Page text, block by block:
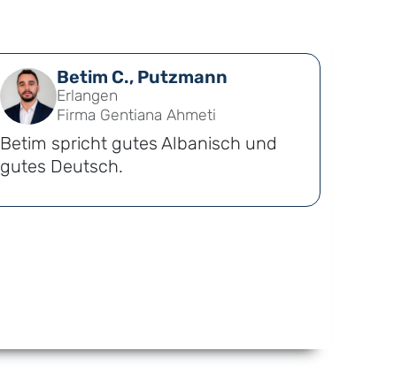
Betim C., Putzmann
Erlangen
Firma Gentiana Ahmeti
Betim spricht gutes Albanisch und
gutes Deutsch.